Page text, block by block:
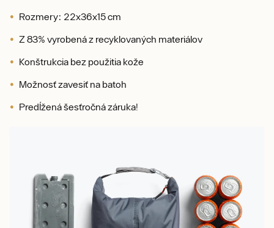
Rozmery: 22x36x15 cm
Z 83% vyrobená z recyklovaných materiálov
Konštrukcia bez použitia kože
Možnosť zavesiť na batoh
Predĺžená šesťročná záruka!